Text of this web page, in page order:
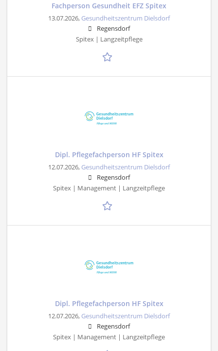
Fachperson Gesundheit EFZ Spitex
13.07.2026, Gesundheitszentrum Dielsdorf
Regensdorf
Spitex | Langzeitpflege
Dipl. Pflegefachperson HF Spitex
12.07.2026, Gesundheitszentrum Dielsdorf
Regensdorf
Spitex | Management | Langzeitpflege
Dipl. Pflegefachperson HF Spitex
12.07.2026, Gesundheitszentrum Dielsdorf
Regensdorf
Spitex | Management | Langzeitpflege